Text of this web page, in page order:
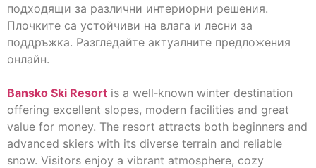
подходящи за различни интериорни решения.
Плочките са устойчиви на влага и лесни за
поддръжка. Разгледайте актуалните предложения
онлайн.
Bansko Ski Resort is a well‑known winter destination
offering excellent slopes, modern facilities and great
value for money. The resort attracts both beginners and
advanced skiers with its diverse terrain and reliable
snow. Visitors enjoy a vibrant atmosphere, cozy